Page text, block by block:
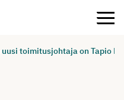
Valikko
uusi toimitusjohtaja on Tapio